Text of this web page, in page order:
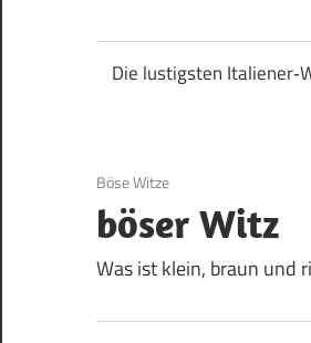
Die lustigsten
19. Juni 2020
Böse Witze
böser Witz
Was ist klein, braun und